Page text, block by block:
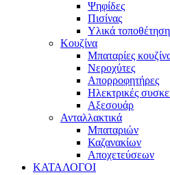
Ψηφίδες
Πισίνας
Υλικά
Κουζίνα
Μπαταρίες
Νεροχύτες
Απορροφητήρες
Ηλεκτρικές
Αξεσουάρ
Ανταλλακτικά
Μπαταριών
Καζανακίων
Αποχετεύσεων
ΚΑΤΑΛΟΓΟΙ